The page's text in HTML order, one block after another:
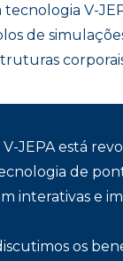
V-
de
JEPA está
de
interativas e
os